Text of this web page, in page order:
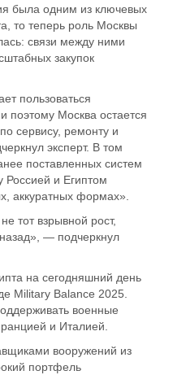
была одним из ключевых
то теперь роль Москвы
связи между ними
закупок
пользоваться
поэтому Москва остается
сервису, ремонту и
эксперт. В том
поставленных систем
Россией и Египтом
аккуратных формах».
тот взрывной рост,
— подчеркнул
на сегодняшний день
Military Balance 2025.
военные
и Италией.
вооружений из
портфель